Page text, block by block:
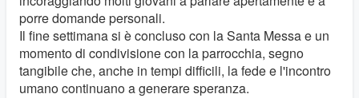
porre domande personali.
Il fine settimana si è concluso con la Santa Messa e un
momento di condivisione con la parrocchia, segno
tangibile che, anche in tempi difficili, la fede e l'incontro
umano continuano a generare speranza.